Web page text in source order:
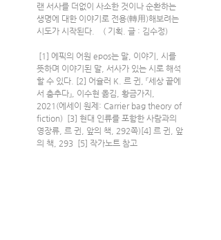
랜 서사를 더없이 사소한 것이나 순환하는
생명에 대한 이야기로 전용(轉用)해보려는
시도가 시작된다.    ( 기획. 글 : 김수정)
[1] 에픽의 어원 epos는 말, 이야기, 시를
뜻하며 이야기된 말, 서사가 있는 시로 해석
할 수 있다. [2] 어슐러 K. 르 귄, 『세상 끝에
서 춤추다』, 이수현 옮김, 황금가지,
2021(에세이 원제: Carrier bag theory of
fiction)  [3] 현대 인류를 포함한 사람과의
영장류, 르 귄, 앞의 책, 292쪽)[4] 르 귄, 앞
의 책, 293  [5] 작가노트 참고